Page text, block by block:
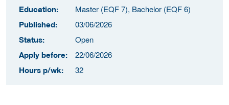
Education: Master (EQF 7), Bachelor (EQF 6)
Published: 03/06/2026
Status: Open
Apply before: 22/06/2026
Hours p/wk: 32